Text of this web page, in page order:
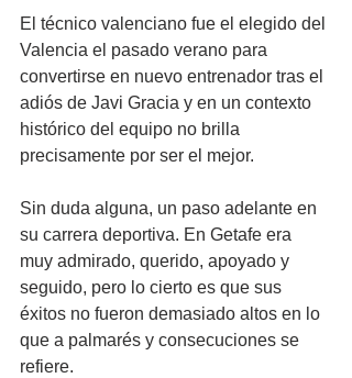
El técnico valenciano fue el elegido del
Valencia el pasado verano para
convertirse en nuevo entrenador tras el
adiós de Javi Gracia y en un contexto
histórico del equipo no brilla
precisamente por ser el mejor.
Sin duda alguna, un paso adelante en
su carrera deportiva. En Getafe era
muy admirado, querido, apoyado y
seguido, pero lo cierto es que sus
éxitos no fueron demasiado altos en lo
que a palmarés y consecuciones se
refiere.